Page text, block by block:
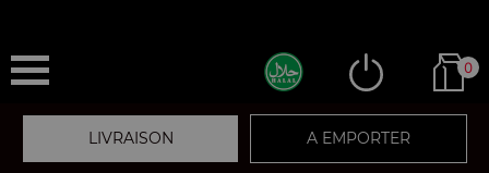
0
LIVRAISON A EMPORTER